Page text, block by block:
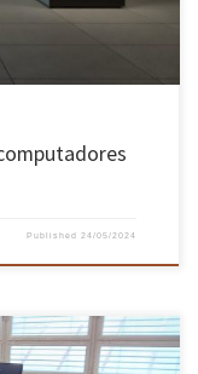
Published 24/05/2024